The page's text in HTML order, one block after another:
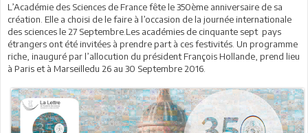
L’Académie des Sciences de France fête le 350ème anniversaire de sa
création. Elle a choisi de le faire à l’occasion de la journée internationale
des sciences le 27 Septembre.Les académies de cinquante sept pays
étrangers ont été invitées à prendre part à ces festivités. Un programme
riche, inauguré par l’allocution du président François Hollande, prend lieu
à Paris et à Marseilledu 26 au 30 Septembre 2016.